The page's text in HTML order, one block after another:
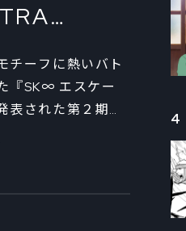
・内海紘
ーサー陣
ンスタッ
チーフに熱いバト
『SK∞ エスケー
表された第２期に
4